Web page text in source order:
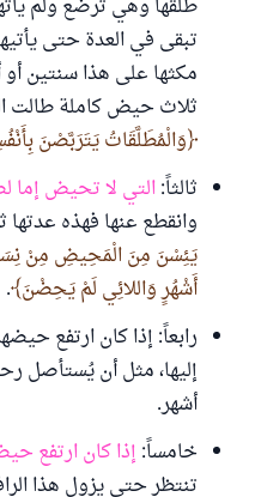
طلقها وهي ترضع ولم
تبقى في العدة حتى
مكثها على هذا سنتين
ثلاث حيض كاملة طالت
وَالْمُطَلَّقَاتُ يَتَرَبَّصْنَ
ثالثاً:التي لا تحيض إما
وانقطع عنها فهذه عدتها
يَئِسْنَ مِنَ الْمَحِيضِ مِنْ
أَشْهُرٍ وَاللائِي لَمْ يَحِضْنَ .
رابعاً: إذا كان ارتفع
إليها، مثل أن يُستأصل
أشهر.
خامساً: إذا كان ارتفع
تنتظر حتى يزول هذا